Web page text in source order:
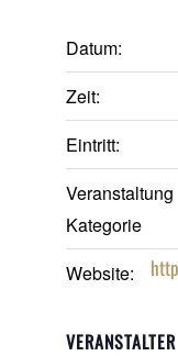
Datum:
Zeit:
Eintritt:
Veranstaltung
Kategorie
Website:
VERANSTALTER